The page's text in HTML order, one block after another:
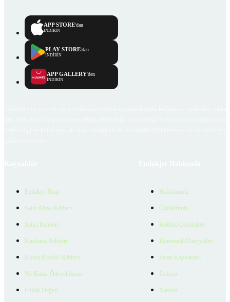
APP STORE'dan
İNDİRİN
PLAY STORE'dan
İNDİRİN
APP GALLERY'den
İNDİRİN
Emlakjet Blog
Satın Alma Rehberi
Satıcı Rehberi
Kiralama Rehberi
Konut Kredisi Rehberi
Ne Kadar Ödeyebilirim
Emlak Değeri
Hakkımızda
Ödüllerimiz
Reklam Çözümleri
Kurumsal Materyaller
İnsan Kaynakları
İletişim
Yardım